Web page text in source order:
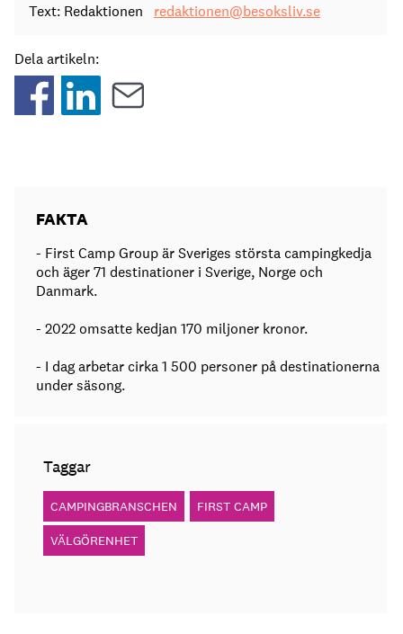
Text: Redaktionen redaktionen@besoksliv.se
Dela artikeln:
FAKTA
- First Camp Group är Sveriges största campingkedja
och äger 71 destinationer i Sverige, Norge och
Danmark.
- 2022 omsatte kedjan 170 miljoner kronor.
- I dag arbetar cirka 1 500 personer på destinationerna
under säsong.
Taggar
CAMPINGBRANSCHEN FIRST CAMP
VÄLGÖRENHET